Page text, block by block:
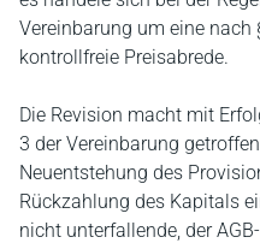
Vereinbarung um eine nach
kontrollfreie Preisabrede.
Die Revision macht mit
3 der Vereinbarung
Neuentstehung des
Rückzahlung des Kapitals
nicht unterfallende, der